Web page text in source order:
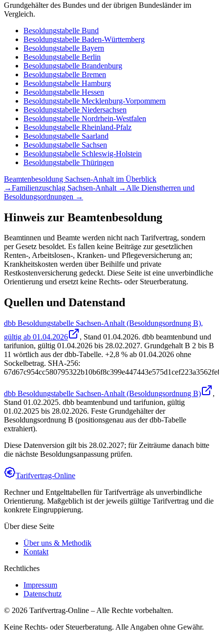
Grundgehälter des Bundes und der übrigen Bundesländer im
Vergleich.
Besoldungstabelle Bund
Besoldungstabelle Baden-Württemberg
Besoldungstabelle Bayern
Besoldungstabelle Berlin
Besoldungstabelle Brandenburg
Besoldungstabelle Bremen
Besoldungstabelle Hamburg
Besoldungstabelle Hessen
Besoldungstabelle Mecklenburg-Vorpommern
Besoldungstabelle Niedersachsen
Besoldungstabelle Nordrhein-Westfalen
Besoldungstabelle Rheinland-Pfalz
Besoldungstabelle Saarland
Besoldungstabelle Sachsen
Besoldungstabelle Schleswig-Holstein
Besoldungstabelle Thüringen
Beamtenbesoldung Sachsen-Anhalt im Überblick
→Familienzuschlag Sachsen-Anhalt → Alle Dienstherren und
Besoldungsordnungen →
Hinweis zur Beamtenbesoldung
Beamtinnen und Beamte werden nicht nach Tarifvertrag, sondern
per Gesetz besoldet. Es fallen keine Beiträge zur gesetzlichen
Renten-, Arbeitslosen-, Kranken- und Pflegeversicherung an;
Krankheitskosten werden über Beihilfe und private
Restkostenversicherung gedeckt. Diese Seite ist eine unverbindliche
Orientierung und ersetzt keine Rechts- oder Steuerberatung.
Quellen und Datenstand
dbb Besoldungstabelle Sachsen-Anhalt (Besoldungsordnung B),
gültig ab 01.04.2026
, Stand 01.04.2026. dbb beamtenbund und
tarifunion, gültig 01.04.2026 bis 28.02.2027. Grundgehalt B 2 bis B
11 wörtlich aus der dbb-Tabelle. +2,8 % ab 01.04.2026 ohne
Sockelbetrag. SHA-256:
dbb Besoldungstabelle Sachsen-Anhalt (Besoldungsordnung B)
,
Stand 01.02.2025. dbb beamtenbund und tarifunion, gültig
01.02.2025 bis 28.02.2026. Feste Grundgehälter der
Besoldungsordnung B (positionsgenau aus der dbb-Tabelle
extrahiert).
Diese Datenversion gilt bis 28.02.2027; für Zeiträume danach bitte
die nächste Besoldungsanpassung prüfen.
Tarifvertrag-Online
Rechner und Entgelttabellen für Tarifverträge als unverbindliche
Orientierung. Maßgeblich ist der jeweils gültige Tarifvertrag und die
konkrete Eingruppierung.
Über diese Seite
Über uns & Methodik
Kontakt
Rechtliches
Impressum
Datenschutz
© 2026 Tarifvertrag-Online – Alle Rechte vorbehalten.
Keine Rechts- oder Steuerberatung. Alle Angaben ohne Gewähr.